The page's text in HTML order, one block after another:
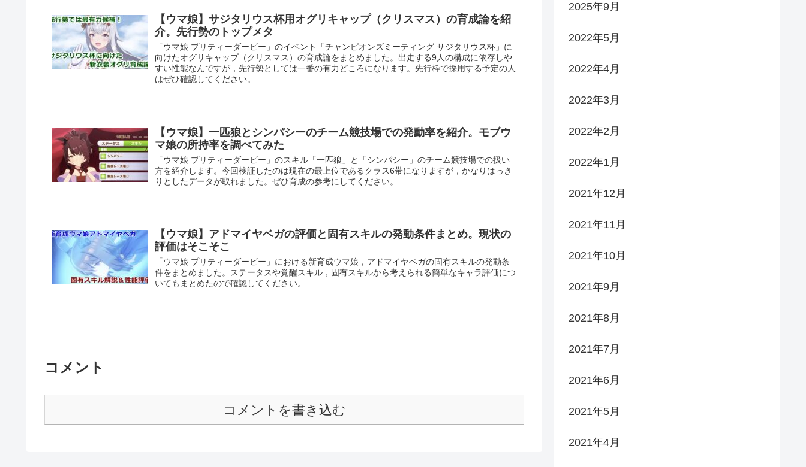
【ウマ娘】サジタリウス杯用オグリキャップ（クリスマス）の育成論を紹
介。先行勢のトップメタ
「ウマ娘 プリティーダービー」のイベント「チャンピオンズミーティング サジタリウス杯」に
向けたオグリキャップ（クリスマス）の育成論をまとめました。出走する9人の構成に依存しや
すい性能なんですが，先行勢としては一番の有力どころになります。先行枠で採用する予定の人
はぜひ確認してください。
【ウマ娘】一匹狼とシンパシーのチーム競技場での発動率を紹介。モブウ
マ娘の所持率を調べてみた
「ウマ娘 プリティーダービー」のスキル「一匹狼」と「シンパシー」のチーム競技場での扱い
方を紹介します。今回検証したのは現在の最上位であるクラス6帯になりますが，かなりはっき
りとしたデータが取れました。ぜひ育成の参考にしてください。
【ウマ娘】アドマイヤベガの評価と固有スキルの発動条件まとめ。現状の
評価はそこそこ
「ウマ娘 プリティーダービー」における新育成ウマ娘，アドマイヤベガの固有スキルの発動条
件をまとめました。ステータスや覚醒スキル，固有スキルから考えられる簡単なキャラ評価につ
いてもまとめたので確認してください。
コメント
コメントを書き込む
2025年9月
2022年5月
2022年4月
2022年3月
2022年2月
2022年1月
2021年12月
2021年11月
2021年10月
2021年9月
2021年8月
2021年7月
2021年6月
2021年5月
2021年4月